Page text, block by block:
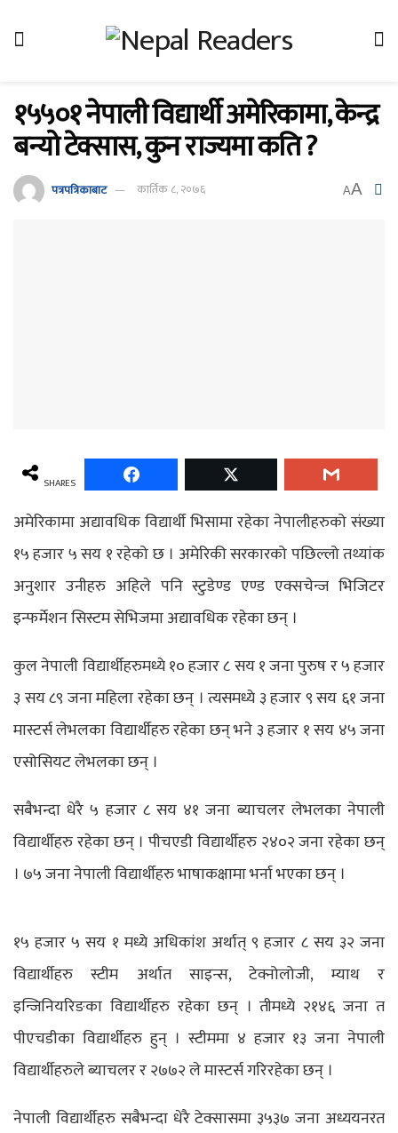
१५५०१ नेपाली विद्यार्थी अमेरिकामा, केन्द्र
बन्यो टेक्सास, कुन राज्यमा कति ?
पत्रपत्रिकाबाट कार्तिक ८, २०७६ AA
SHARES
अमेरिकामा अद्यावधिक विद्यार्थी भिसामा रहेका नेपालीहरुको संख्या
१५ हजार ५ सय १ रहेको छ । अमेरिकी सरकारको पछिल्लो तथ्यांक
अनुशार उनीहरु अहिले पनि स्टुडेण्ड एण्ड एक्सचेन्ज भिजिटर
इन्फर्मेशन सिस्टम सेभिजमा अद्यावधिक रहेका छन् ।
कुल नेपाली विद्यार्थीहरुमध्ये १० हजार ८ सय १ जना पुरुष र ५ हजार
३ सय ८९ जना महिला रहेका छन् । त्यसमध्ये ३ हजार ९ सय ६१ जना
मास्टर्स लेभलका विद्यार्थीहरु रहेका छन् भने ३ हजार १ सय ४५ जना
एसोसियट लेभलका छन् ।
सबैभन्दा धेरै ५ हजार ८ सय ४१ जना ब्याचलर लेभलका नेपाली
विद्यार्थीहरु रहेका छन् । पीचएडी विद्यार्थीहरु २४०२ जना रहेका छन्
। ७५ जना नेपाली विद्यार्थीहरु भाषाकक्षामा भर्ना भएका छन् ।
१५ हजार ५ सय १ मध्ये अधिकांश अर्थात् ९ हजार ८ सय ३२ जना
विद्यार्थीहरु स्टीम अर्थात साइन्स, टेक्नोलोजी, म्याथ र
इन्जिनियरिङका विद्यार्थीहरु रहेका छन् । तीमध्ये २१४६ जना त
पीएचडीका विद्यार्थीहरु हुन् । स्टीममा ४ हजार १३ जना नेपाली
विद्यार्थीहरुले ब्याचलर र २७७२ ले मास्टर्स गरिरहेका छन् ।
नेपाली विद्यार्थीहरु सबैभन्दा धेरै टेक्सासमा ३५३७ जना अध्ययनरत